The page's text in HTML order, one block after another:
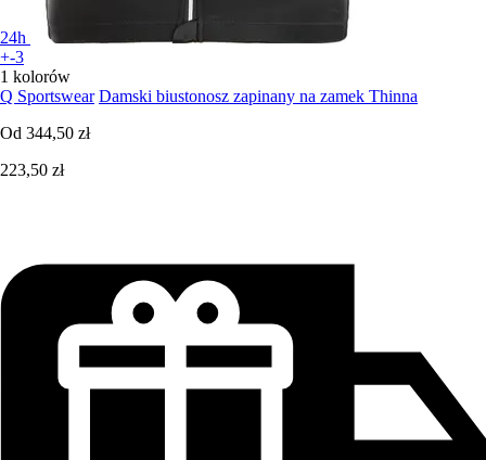
24h
+-3
1 kolorów
Q Sportswear Damski biustonosz zapinany na zamek Thinna
Od 344,50 zł
223,50 zł